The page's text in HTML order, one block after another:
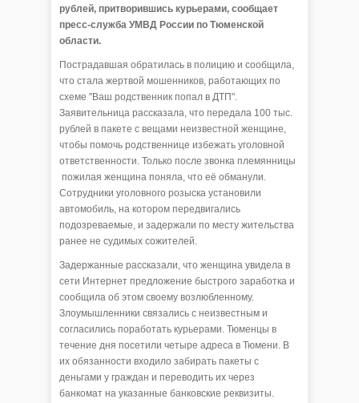
рублей, притворившись курьерами, сообщает
пресс-служба УМВД России по Тюменской
области.
Пострадавшая обратилась в полицию и сообщила,
что стала жертвой мошенников, работающих по
схеме "Ваш родственник попал в ДТП".
Заявительница рассказала, что передала 100 тыс.
рублей в пакете с вещами неизвестной женщине,
чтобы помочь родственнице избежать уголовной
ответственности. Только после звонка племянницы
пожилая женщина поняла, что её обманули.
Сотрудники уголовного розыска установили
автомобиль, на котором передвигались
подозреваемые, и задержали по месту жительства
ранее не судимых сожителей.
Задержанные рассказали, что женщина увидела в
сети Интернет предложение быстрого заработка и
сообщила об этом своему возлюбленному.
Злоумышленники связались с неизвестным и
согласились поработать курьерами. Тюменцы в
течение дня посетили четыре адреса в Тюмени. В
их обязанности входило забирать пакеты с
деньгами у граждан и переводить их через
банкомат на указанные банковские реквизиты.